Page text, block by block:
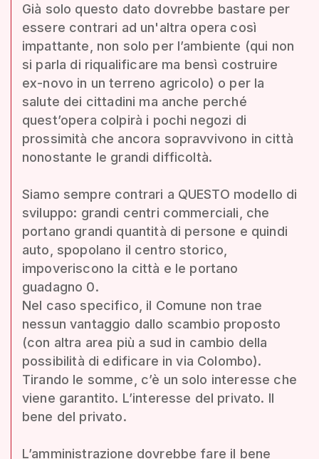
Già solo questo dato dovrebbe bastare per
essere contrari ad un'altra opera così
impattante, non solo per l’ambiente (qui non
si parla di riqualificare ma bensì costruire
ex-novo in un terreno agricolo) o per la
salute dei cittadini ma anche perché
quest’opera colpirà i pochi negozi di
prossimità che ancora sopravvivono in città
nonostante le grandi difficoltà.
Siamo sempre contrari a QUESTO modello di
sviluppo: grandi centri commerciali, che
portano grandi quantità di persone e quindi
auto, spopolano il centro storico,
impoveriscono la città e le portano
guadagno 0.
Nel caso specifico, il Comune non trae
nessun vantaggio dallo scambio proposto
(con altra area più a sud in cambio della
possibilità di edificare in via Colombo).
Tirando le somme, c’è un solo interesse che
viene garantito. L’interesse del privato. Il
bene del privato.
L’amministrazione dovrebbe fare il bene